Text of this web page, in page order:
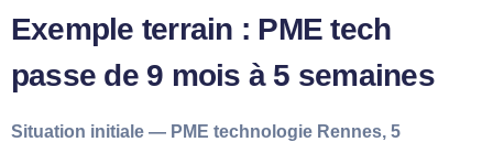
Exemple terrain : PME tech
passe de 9 mois à 5 semaines
Situation initiale — PME technologie Rennes, 5